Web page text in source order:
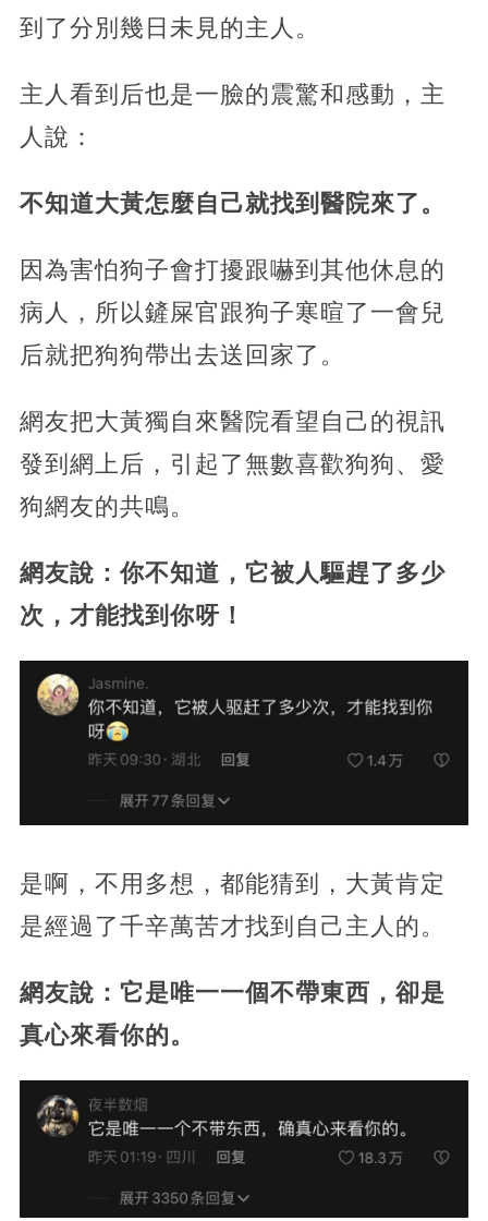
到了分別幾日未見的主人。
主人看到后也是一臉的震驚和感動，主
人說：
不知道大黃怎麼自己就找到醫院來了。
因為害怕狗子會打擾跟嚇到其他休息的
病人，所以鏟屎官跟狗子寒暄了一會兒
后就把狗狗帶出去送回家了。
網友把大黃獨自來醫院看望自己的視訊
發到網上后，引起了無數喜歡狗狗、愛
狗網友的共鳴。
網友說：你不知道，它被人驅趕了多少
次，才能找到你呀！
是啊，不用多想，都能猜到，大黃肯定
是經過了千辛萬苦才找到自己主人的。
網友說：它是唯一一個不帶東西，卻是
真心來看你的。